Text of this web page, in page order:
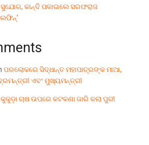
ସୁଯୋଗ, କାନ୍ଦି ପକାଇଲେ ସରଫରାଜ
ପରଲୋକରେ ସିଦ୍ଧାନ୍ତ ମହାପାତ୍ରଙ୍କ ମାଆ,
ଏବଂ ମୁଖ୍ୟମନ୍ତ୍ରୀ
କୁକୁଡ଼ା ଚାଷ ଉପରେ କଟକଣା ଜାରି କଲା ପୁରୀ